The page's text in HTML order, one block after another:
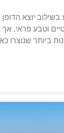
יוצא הדופן
וטבע פראי,
ביותר שנוצרו